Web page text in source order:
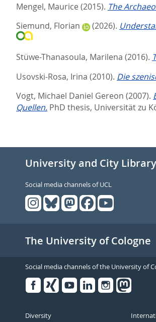
Mengel, Maurice (2015). The
Siemund, Florian
(2026).
Stüwe-Thanasoula, Marilena (2016).
Usovski-Rosa, Irina (2010). Die
Vogt, Michael Daniel Gereon (2007).
Quellen. PhD thesis, Universität zu
University and City Library
Social media channels of UCL
The University of Cologne
Social media channels of the University of
Diversity